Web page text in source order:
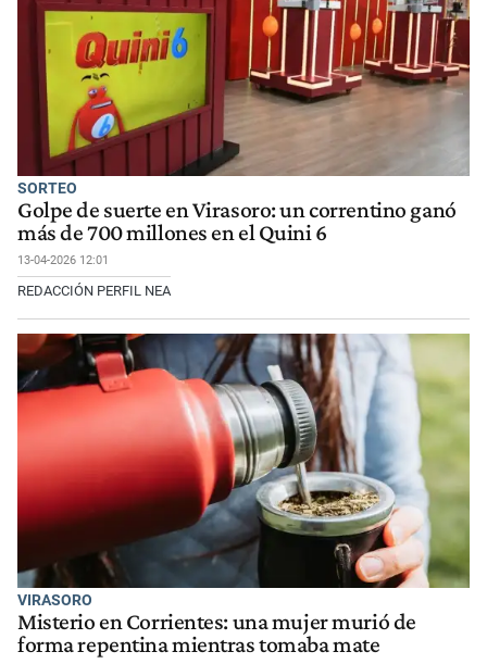
SORTEO
Golpe de suerte en Virasoro: un correntino ganó
más de 700 millones en el Quini 6
13-04-2026 12:01
REDACCIÓN PERFIL NEA
VIRASORO
Misterio en Corrientes: una mujer murió de
forma repentina mientras tomaba mate